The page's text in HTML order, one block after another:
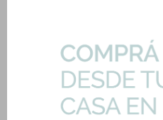
Ceramica Piso
Blanco Mate Pei
Art: WHITE-MATE-
U$S